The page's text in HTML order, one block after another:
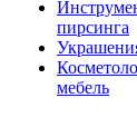
пирсинга
мебель